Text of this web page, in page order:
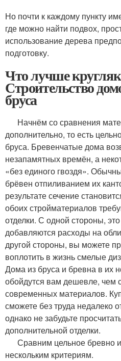
Но почти к каждому пункту
где можно найти подвох,
использование дерева
подготовку.
Что лучше
Строительство
бруса
Начнём со сравнения
дополнительно, то есть
бруса. Бревенчатые дома
незапамятных времён, а
«без единого гвоздя».
брёвен отпиливанием их
результате сечение
обоих стройматериалов
отделки. С одной стороны,
добавляются расходы на
другой стороны, вы можете
воплотить в жизнь смелые
Дома из бруса и бревна в их
обойдутся вам дешевле, чем
современных материалов.
сможете без труда недалеко
однако не забудьте
дополнительной отделки.
Сравним цельное бревно и
нескольким критериям.